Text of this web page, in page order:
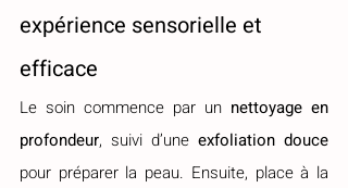
expérience sensorielle et
efficace
Le soin commence par un nettoyage en
profondeur, suivi d’une exfoliation douce